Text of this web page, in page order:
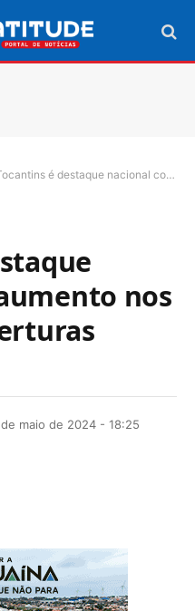
é destaque nacional com aumento nos índices de coberturas vacinais
nos
de maio de 2024 - 18:25